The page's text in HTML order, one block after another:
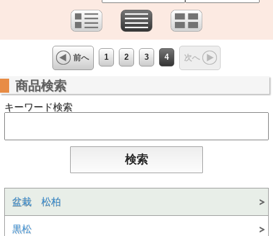
前へ 1 2 3 4 次へ
商品検索
キーワード検索
盆栽 松柏
黒松